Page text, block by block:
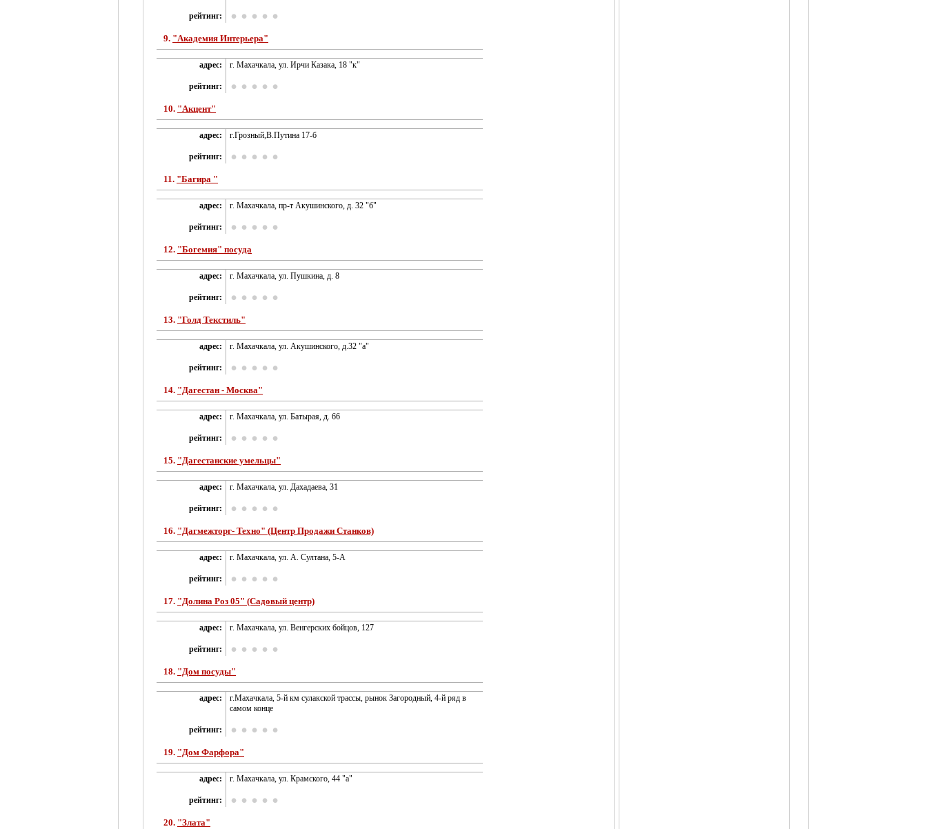
рейтинг:
9. "Академия Интерьера"
адрес: г. Махачкала, ул. Ирчи Казака, 18 "к"
рейтинг:
10. "Акцент"
адрес: г.Грозный,В.Путина 17-б
рейтинг:
11. "Багира "
адрес: г. Махачкала, пр-т Акушинского, д. 32 "б"
рейтинг:
12. "Богемия" посуда
адрес: г. Махачкала, ул. Пушкина, д. 8
рейтинг:
13. "Голд Текстиль"
адрес: г. Махачкала, ул. Акушинского, д.32 "а"
рейтинг:
14. "Дагестан - Москва"
адрес: г. Махачкала, ул. Батырая, д. 66
рейтинг:
15. "Дагестанские умельцы"
адрес: г. Махачкала, ул. Дахадаева, 31
рейтинг:
16. "Дагмежторг- Техно" (Центр Продажи Станков)
адрес: г. Махачкала, ул. А. Султана, 5-А
рейтинг:
17. "Долина Роз 05" (Садовый центр)
адрес: г. Махачкала, ул. Венгерских бойцов, 127
рейтинг:
18. "Дом посуды"
адрес:
г.Махачкала, 5-й км сулакской трассы, рынок Загородный, 4-й ряд в
самом конце
рейтинг:
19. "Дом Фарфора"
адрес: г. Махачкала, ул. Крамского, 44 "а"
рейтинг:
20. "Злата"